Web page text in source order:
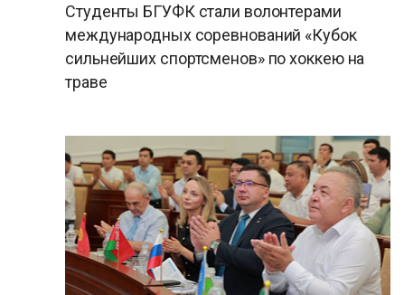
Студенты БГУФК стали волонтерами
международных соревнований «Кубок
сильнейших спортсменов» по хоккею на
траве